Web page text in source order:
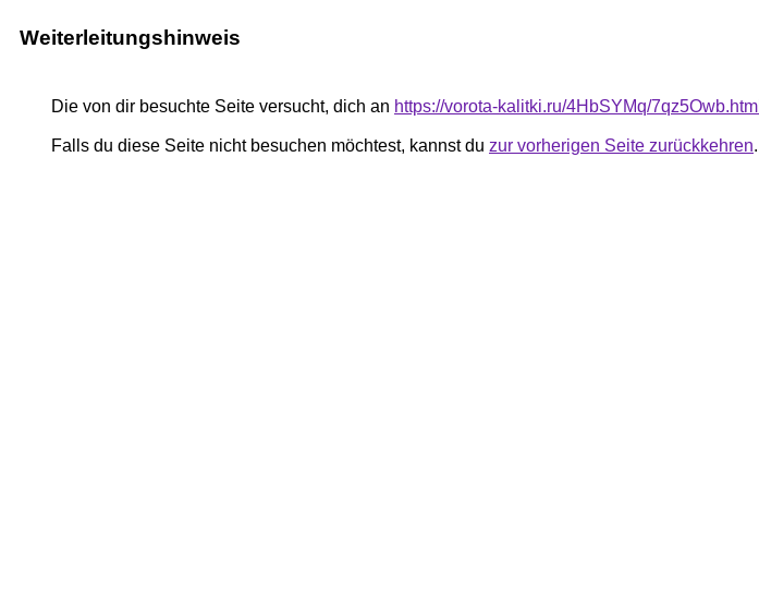
Weiterleitungshinweis
Die von dir besuchte Seite versucht, dich an https://vorota-kalitki.ru/4HbSYMq/7qz5Owb.html
Falls du diese Seite nicht besuchen möchtest, kannst du zur vorherigen Seite zurückkehren.